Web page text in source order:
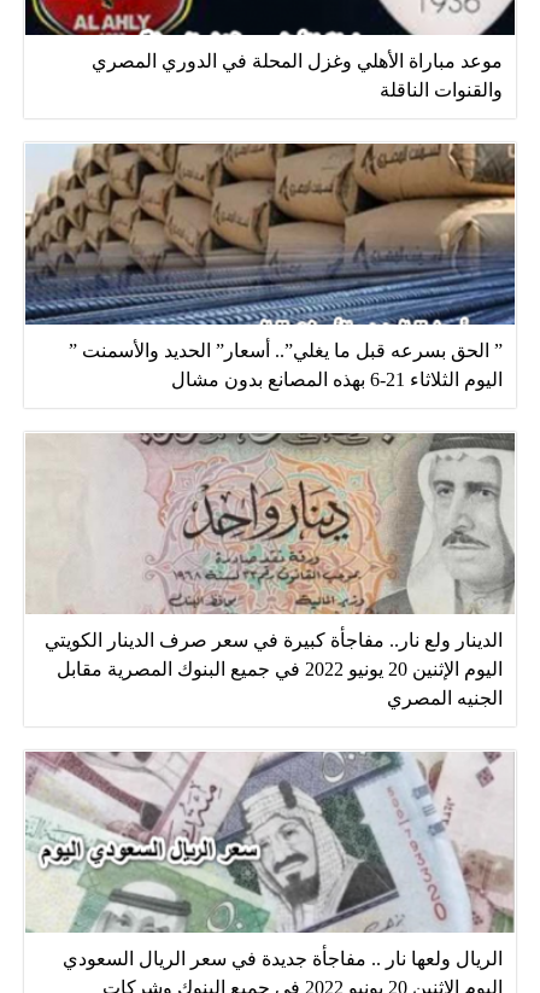
موعد مباراة الأهلي وغزل المحلة في الدوري المصري
والقنوات الناقلة
” الحق بسرعه قبل ما يغلي”.. أسعار” الحديد والأسمنت ”
اليوم الثلاثاء 21-6 بهذه المصانع بدون مشال
الدينار ولع نار.. مفاجأة كبيرة في سعر صرف الدينار الكويتي
اليوم الإثنين 20 يونيو 2022 في جميع البنوك المصرية مقابل
الجنيه المصري
الريال ولعها نار .. مفاجأة جديدة في سعر الريال السعودي
اليوم الإثنين 20 يونيو 2022 في جميع البنوك وشركات